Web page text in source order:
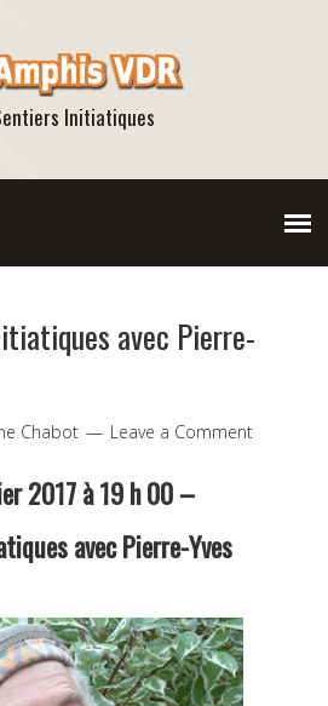
Initiatiques
avec Pierre-
Chabot Leave a Comment
2017 à 19 h 00 –
avec Pierre-Yves